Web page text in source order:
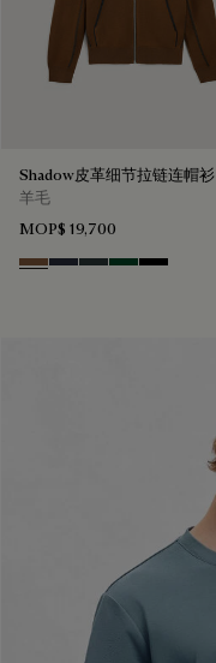
Shadow皮革细节拉链连帽衫
羊毛
MOP$ 19,700
Toffee Camel
NavyMidnight Grey
Fir Green
Noir